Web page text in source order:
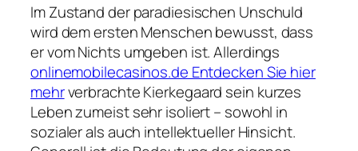
Im Zustand der paradiesischen Unschuld
wird dem ersten Menschen bewusst, dass
er vom Nichts umgeben ist. Allerdings
onlinemobilecasinos.de Entdecken Sie hier
mehrverbrachte Kierkegaard sein kurzes
Leben zumeist sehr isoliert – sowohl in
sozialer als auch intellektueller Hinsicht.